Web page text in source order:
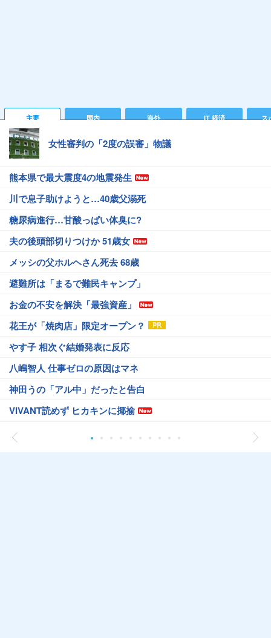
主要 国内 海外 IT 経済 ス
女性審判の「2度の誤審」物議
熊本県で最大震度4の地震発生
川で息子助けようと…40歳父溺死
糖尿病進行…甘酸っぱい体臭に?
夫の後頭部切りつけか 51歳女
メッシの父ホルヘさん死去 68歳
避難所は「まるで難民キャンプ」
お金の不安を解決「最強資産」
花王が「焼肉店」限定オープン？
やす子 相次ぐ結婚発表に反応
八嶋智人 仕事ゼロの原因はマネ
神田うの「アル中」だったと告白
VIVANT読めず ヒカキンに揶揄